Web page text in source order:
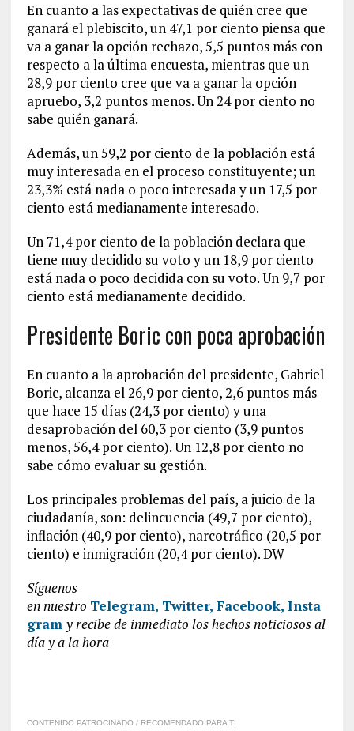
En cuanto a las expectativas de quién cree que
ganará el plebiscito, un 47,1 por ciento piensa que
va a ganar la opción rechazo, 5,5 puntos más con
respecto a la última encuesta, mientras que un
28,9 por ciento cree que va a ganar la opción
apruebo, 3,2 puntos menos. Un 24 por ciento no
sabe quién ganará.
Además, un 59,2 por ciento de la población está
muy interesada en el proceso constituyente; un
23,3% está nada o poco interesada y un 17,5 por
ciento está medianamente interesado.
Un 71,4 por ciento de la población declara que
tiene muy decidido su voto y un 18,9 por ciento
está nada o poco decidida con su voto. Un 9,7 por
ciento está medianamente decidido.
Presidente Boric con poca aprobación
En cuanto a la aprobación del presidente, Gabriel
Boric, alcanza el 26,9 por ciento, 2,6 puntos más
que hace 15 días (24,3 por ciento) y una
desaprobación del 60,3 por ciento (3,9 puntos
menos, 56,4 por ciento). Un 12,8 por ciento no
sabe cómo evaluar su gestión.
Los principales problemas del país, a juicio de la
ciudadanía, son: delincuencia (49,7 por ciento),
inflación (40,9 por ciento), narcotráfico (20,5 por
ciento) e inmigración (20,4 por ciento). DW
Síguenos
ennuestro Telegram, Twitter, Facebook, Insta
gram y recibe de inmediato los hechos noticiosos al
día y a la hora
CONTENIDO PATROCINADO / RECOMENDADO PARA TI